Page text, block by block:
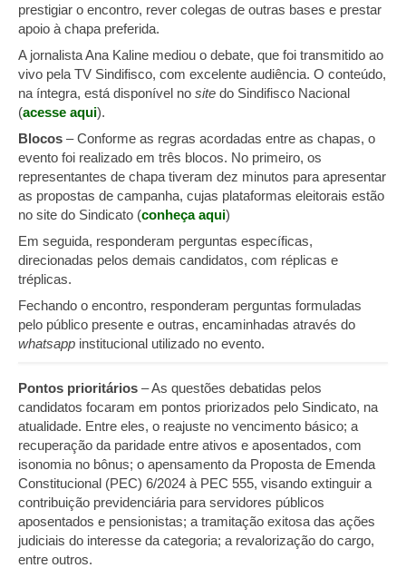
prestigiar o encontro, rever colegas de outras bases e prestar
apoio à chapa preferida.
A jornalista Ana Kaline mediou o debate, que foi transmitido ao
vivo pela TV Sindifisco, com excelente audiência. O conteúdo,
na íntegra, está disponível no site do Sindifisco Nacional
(acesse aqui).
Blocos – Conforme as regras acordadas entre as chapas, o
evento foi realizado em três blocos. No primeiro, os
representantes de chapa tiveram dez minutos para apresentar
as propostas de campanha, cujas plataformas eleitorais estão
no site do Sindicato (conheça aqui)
Em seguida, responderam perguntas específicas,
direcionadas pelos demais candidatos, com réplicas e
tréplicas.
Fechando o encontro, responderam perguntas formuladas
pelo público presente e outras, encaminhadas através do
whatsapp institucional utilizado no evento.
Pontos prioritários – As questões debatidas pelos
candidatos focaram em pontos priorizados pelo Sindicato, na
atualidade. Entre eles, o reajuste no vencimento básico; a
recuperação da paridade entre ativos e aposentados, com
isonomia no bônus; o apensamento da Proposta de Emenda
Constitucional (PEC) 6/2024 à PEC 555, visando extinguir a
contribuição previdenciária para servidores públicos
aposentados e pensionistas; a tramitação exitosa das ações
judiciais do interesse da categoria; a revalorização do cargo,
entre outros.